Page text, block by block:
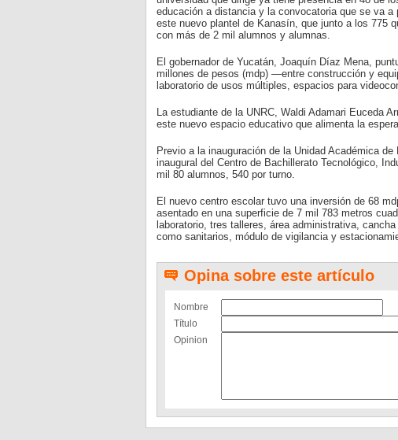
educación a distancia y la convocatoria que se va
este nuevo plantel de Kanasín, que junto a los 775
con más de 2 mil alumnos y alumnas.
El gobernador de Yucatán, Joaquín Díaz Mena,
millones de pesos (mdp) —entre construcción y
laboratorio de usos múltiples, espacios para
La estudiante de la UNRC, Waldi Adamari Euceda
este nuevo espacio educativo que alimenta la
Previo a la inauguración de la Unidad Académica
inaugural del Centro de Bachillerato Tecnológico,
mil 80 alumnos, 540 por turno.
El nuevo centro escolar tuvo una inversión de 68
asentado en una superficie de 7 mil 783 metros
laboratorio, tres talleres, área administrativa,
como sanitarios, módulo de vigilancia y
Opina sobre este artículo
Nombre
Título
Opinion